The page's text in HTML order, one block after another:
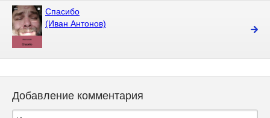
Спасибо
(Иван Антонов)
Добавление комментария